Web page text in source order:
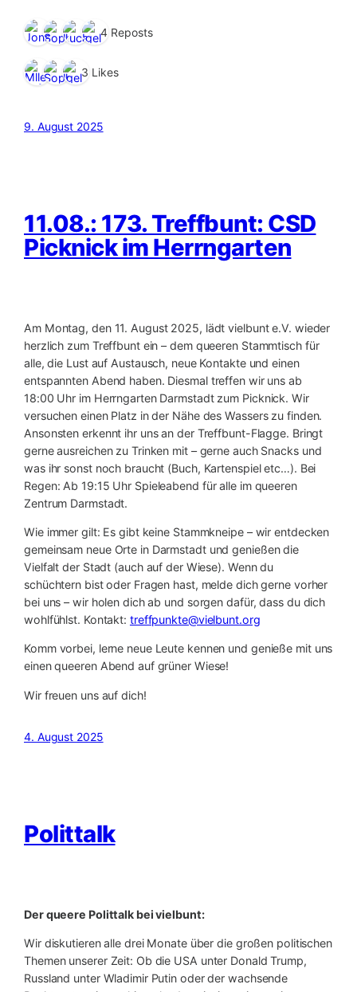
4 Reposts
3 Likes
9. August 2025
11.08.: 173. Treffbunt: CSD
Picknick im Herrngarten
Am Montag, den 11. August 2025, lädt vielbunt e.V. wieder
herzlich zum Treffbunt ein – dem queeren Stammtisch für
alle, die Lust auf Austausch, neue Kontakte und einen
entspannten Abend haben. Diesmal treffen wir uns ab
18:00 Uhr im Herrngarten Darmstadt zum Picknick. Wir
versuchen einen Platz in der Nähe des Wassers zu finden.
Ansonsten erkennt ihr uns an der Treffbunt-Flagge. Bringt
gerne ausreichen zu Trinken mit – gerne auch Snacks und
was ihr sonst noch braucht (Buch, Kartenspiel etc…). Bei
Regen: Ab 19:15 Uhr Spieleabend für alle im queeren
Zentrum Darmstadt.
Wie immer gilt: Es gibt keine Stammkneipe – wir entdecken
gemeinsam neue Orte in Darmstadt und genießen die
Vielfalt der Stadt (auch auf der Wiese). Wenn du
schüchtern bist oder Fragen hast, melde dich gerne vorher
bei uns – wir holen dich ab und sorgen dafür, dass du dich
wohlfühlst. Kontakt: treffpunkte@vielbunt.org
Komm vorbei, lerne neue Leute kennen und genieße mit uns
einen queeren Abend auf grüner Wiese!
Wir freuen uns auf dich!
4. August 2025
Polittalk
Der queere Polittalk bei vielbunt:
Wir diskutieren alle drei Monate über die großen politischen
Themen unserer Zeit: Ob die USA unter Donald Trump,
Russland unter Wladimir Putin oder der wachsende